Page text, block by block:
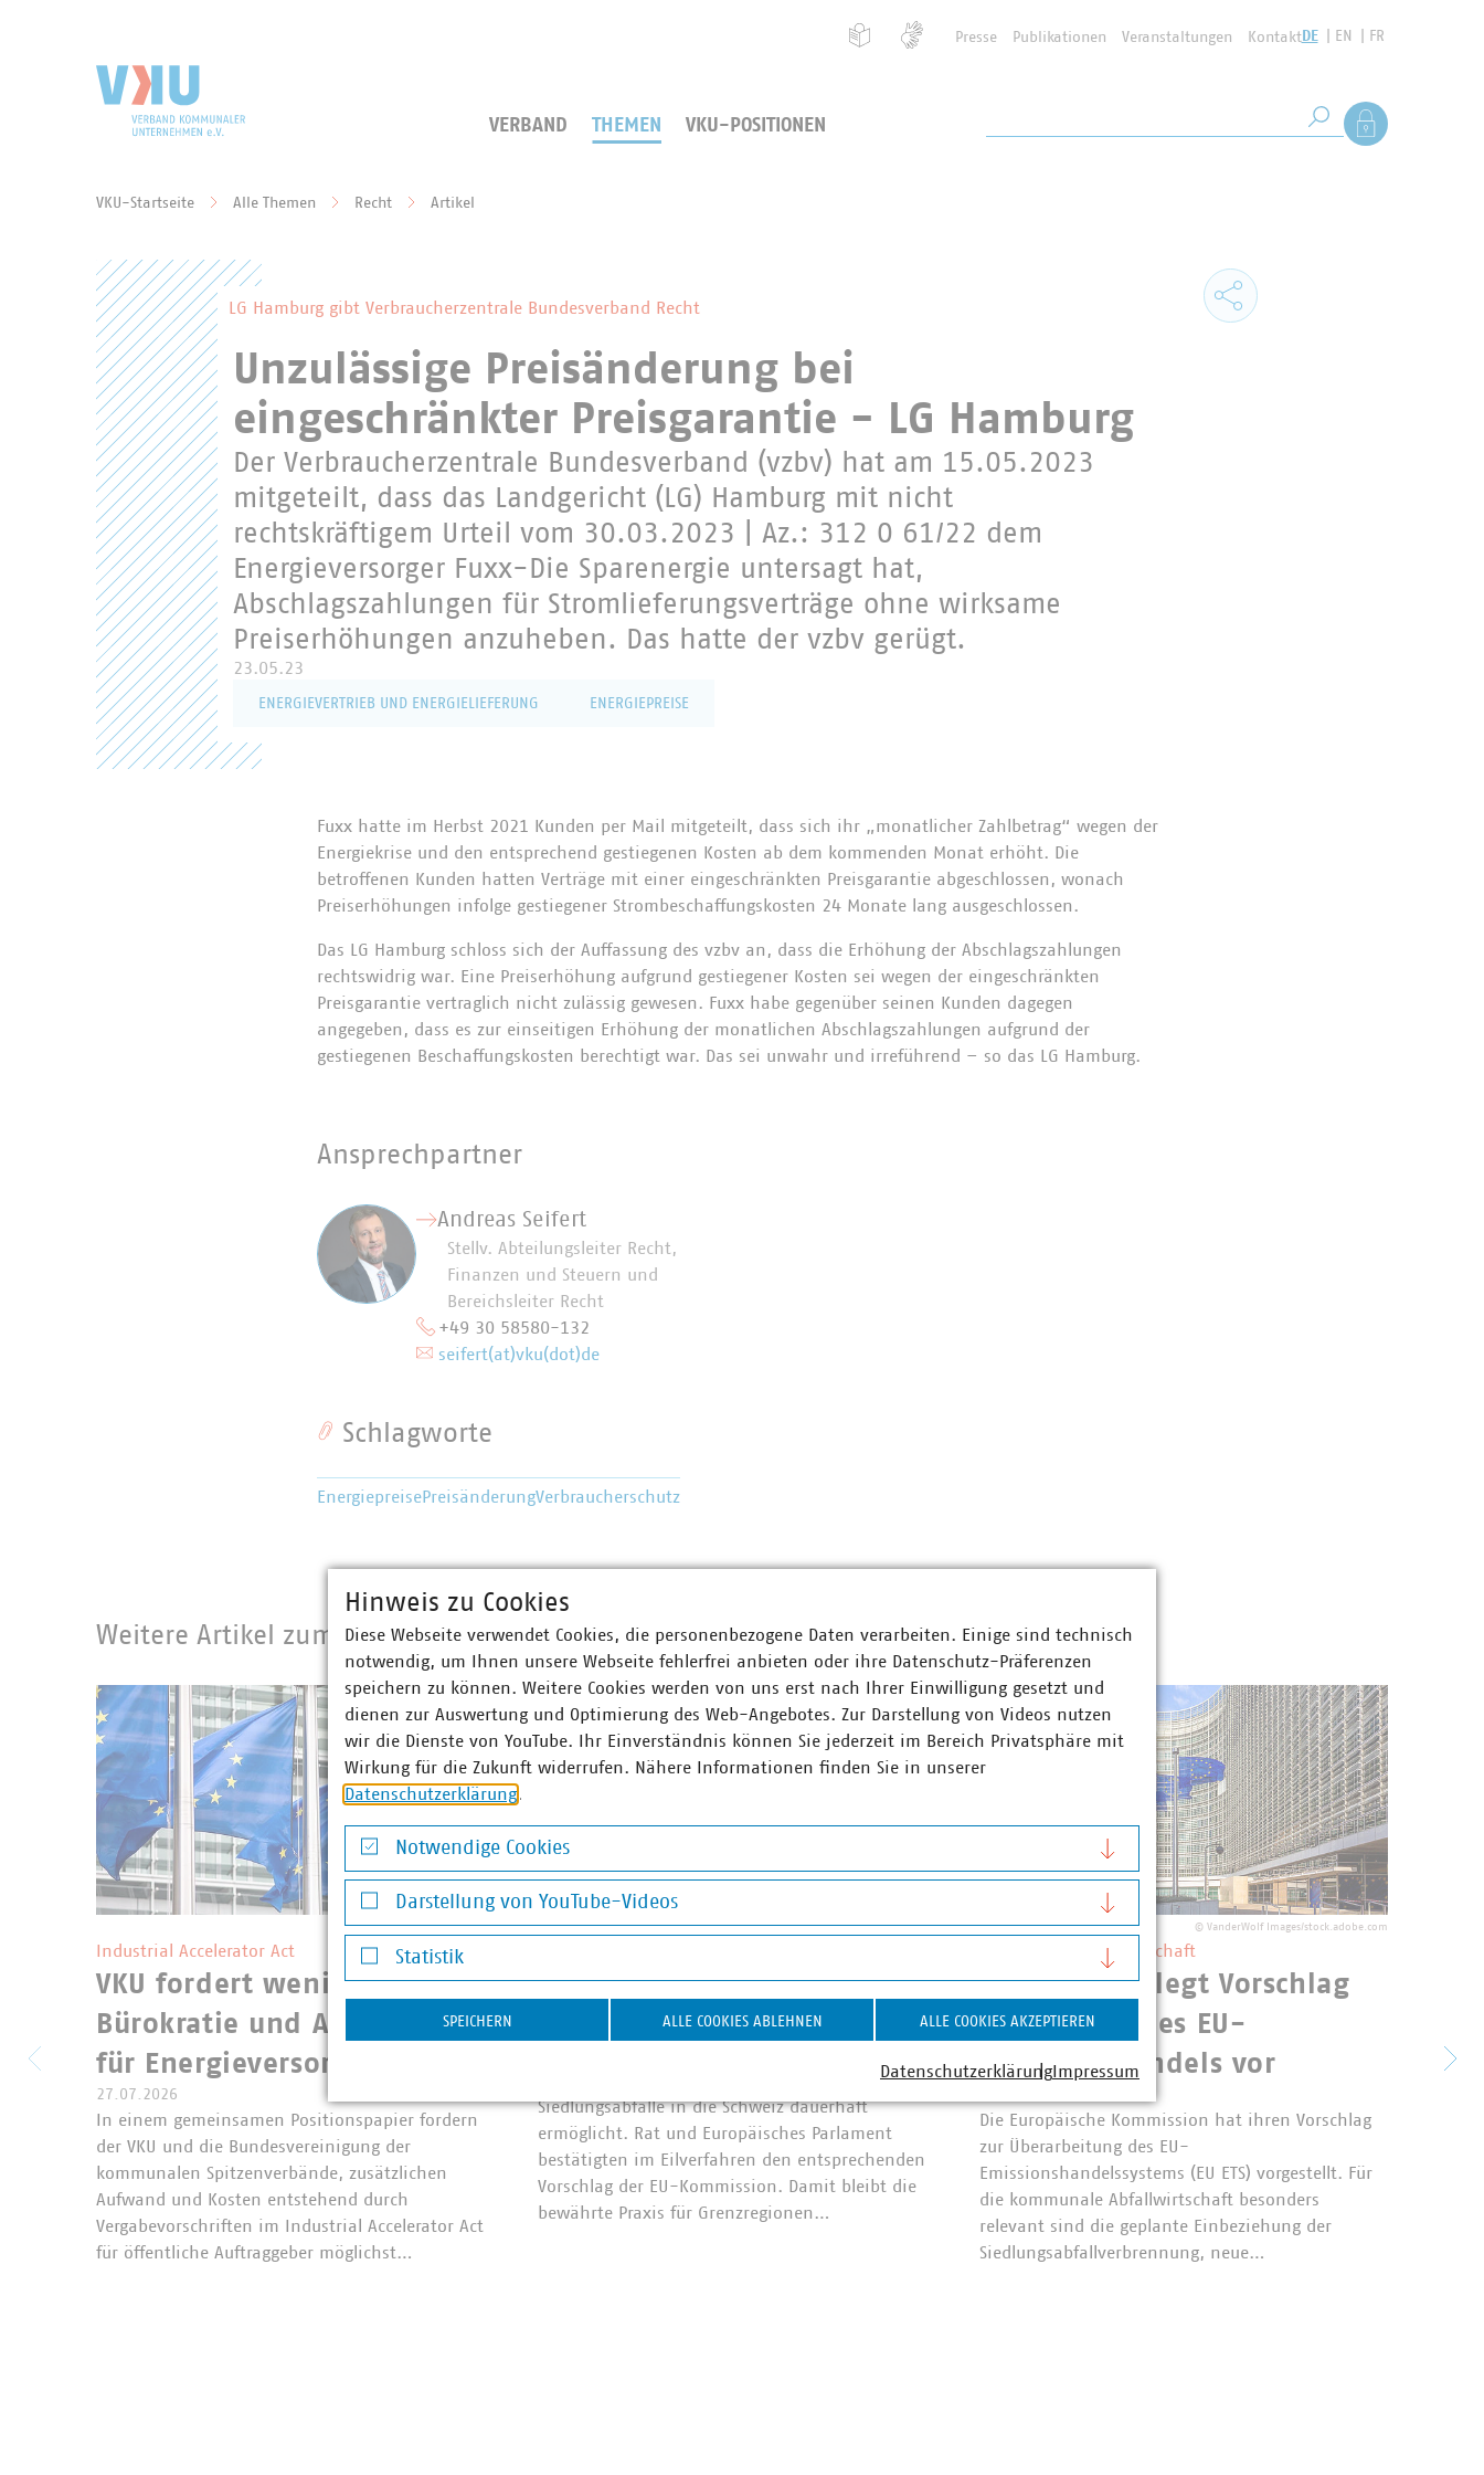
Presse Publikationen Veranstaltungen KontaktDE EN FR
VERBAND THEMEN VKU-POSITIONEN Suche starten
Als Mitglied
VKU-Startseite Alle Themen Recht Artikel
LG Hamburg gibt Verbraucherzentrale Bundesverband Recht
Unzulässige Preisänderung bei
eingeschränkter Preisgarantie - LG Hamburg
Der Verbraucherzentrale Bundesverband (vzbv) hat am 15.05.2023
mitgeteilt, dass das Landgericht (LG) Hamburg mit nicht
rechtskräftigem Urteil vom 30.03.2023 | Az.: 312 O 61/22 dem
Energieversorger Fuxx-Die Sparenergie untersagt hat,
Abschlagszahlungen für Stromlieferungsverträge ohne wirksame
Preiserhöhungen anzuheben. Das hatte der vzbv gerügt.
23.05.23
ENERGIEVERTRIEB UND ENERGIELIEFERUNG ENERGIEPREISE
Fuxx hatte im Herbst 2021 Kunden per Mail mitgeteilt, dass sich ihr „monatlicher Zahlbetrag“ wegen der
Energiekrise und den entsprechend gestiegenen Kosten ab dem kommenden Monat erhöht. Die
betroffenen Kunden hatten Verträge mit einer eingeschränkten Preisgarantie abgeschlossen, wonach
Preiserhöhungen infolge gestiegener Strombeschaffungskosten 24 Monate lang ausgeschlossen.
Das LG Hamburg schloss sich der Auffassung des vzbv an, dass die Erhöhung der Abschlagszahlungen
rechtswidrig war. Eine Preiserhöhung aufgrund gestiegener Kosten sei wegen der eingeschränkten
Preisgarantie vertraglich nicht zulässig gewesen. Fuxx habe gegenüber seinen Kunden dagegen
angegeben, dass es zur einseitigen Erhöhung der monatlichen Abschlagszahlungen aufgrund der
gestiegenen Beschaffungskosten berechtigt war. Das sei unwahr und irreführend – so das LG Hamburg.
Ansprechpartner
Andreas Seifert
Stellv. Abteilungsleiter Recht,
Finanzen und Steuern und
Bereichsleiter Recht
+49 30 58580-132
seifert(at)vku(dot)de
Schlagworte
EnergiepreisePreisänderungVerbraucherschutz
Weitere Artikel zum Recht
Andrey Kuzmin/stock.adobe.com
Industrial Accelerator Act
VKU fordert weniger
Bürokratie und Ausnahmen
für Energieversorgung im IAA
27.07.2026
In einem gemeinsamen Positionspapier fordern
der VKU und die Bundesvereinigung der
kommunalen Spitzenverbände, zusätzlichen
Aufwand und Kosten entstehend durch
Vergabevorschriften im Industrial Accelerator Act
für öffentliche Auftraggeber möglichst…
©Andrey Kuzmin/stock.adobe.com
EU schafft Rechtssicherheit
für Grenzregionen
Siedlungsabfälle in die Schweiz dauerhaft
ermöglicht. Rat und Europäisches Parlament
bestätigten im Eilverfahren den entsprechenden
Vorschlag der EU-Kommission. Damit bleibt die
bewährte Praxis für Grenzregionen…
© VanderWolf Images/stock.adobe.com
EU ETS und Abfallwirtschaft
Kommission legt Vorschlag
zur Reform des EU-
Emissionshandels vor
Die Europäische Kommission hat ihren Vorschlag
zur Überarbeitung des EU-
Emissionshandelssystems (EU ETS) vorgestellt. Für
die kommunale Abfallwirtschaft besonders
relevant sind die geplante Einbeziehung der
Siedlungsabfallverbrennung, neue…
Hinweis zu Cookies
Diese Webseite verwendet Cookies, die personenbezogene Daten verarbeiten. Einige sind technisch
notwendig, um Ihnen unsere Webseite fehlerfrei anbieten oder ihre Datenschutz-Präferenzen
speichern zu können. Weitere Cookies werden von uns erst nach Ihrer Einwilligung gesetzt und
dienen zur Auswertung und Optimierung des Web-Angebotes. Zur Darstellung von Videos nutzen
wir die Dienste von YouTube. Ihr Einverständnis können Sie jederzeit im Bereich Privatsphäre mit
Wirkung für die Zukunft widerrufen. Nähere Informationen finden Sie in unserer
Datenschutzerklärung.
Notwendige Cookies
Notwendige Cookies
Darstellung von YouTube-Videos
Darstellung von YouTube-Videos
Statistik
Statistik
SPEICHERN ALLE COOKIES ABLEHNEN ALLE COOKIES AKZEPTIEREN
DatenschutzerklärungImpressum